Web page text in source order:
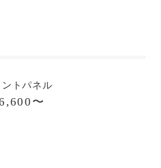
ントパネル
〜